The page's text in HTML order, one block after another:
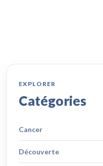
EXPLORER
Catégories
Cancer
Découverte